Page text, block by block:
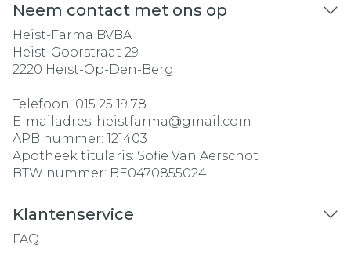
Neem contact met ons op
Heist-Farma BVBA
Heist-Goorstraat 29
2220 Heist-Op-Den-Berg
Telefoon: 015 25 19 78
E-mailadres: heistfarma@gmail.com
APB nummer: 121403
Apotheek titularis: Sofie Van Aerschot
BTW nummer: BE0470855024
Klantenservice
FAQ